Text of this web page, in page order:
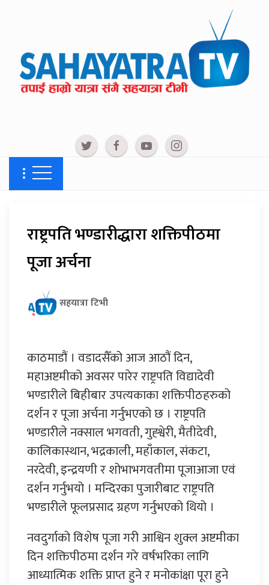
राष्ट्रपति भण्डारीद्धारा शक्तिपीठमा
पूजा अर्चना
सहयात्रा टिभी
काठमाडौं । वडादसैँको आज आठौं दिन,
महाअष्टमीको अवसर पारेर राष्ट्रपति विद्यादेवी
भण्डारीले बिहीबार उपत्यकाका शक्तिपीठहरुको
दर्शन र पूजा अर्चना गर्नुभएको छ । राष्ट्रपति
भण्डारीले नक्साल भगवती, गुह्श्वेरी, मैतीदेवी,
कालिकास्थान, भद्रकाली, महाँकाल, संकटा,
नरदेवी, इन्द्रयणी र शोभाभगवतीमा पूजाआजा एवं
दर्शन गर्नुभयो । मन्दिरका पुजारीबाट राष्ट्रपति
भण्डारीले फूलप्रसाद ग्रहण गर्नुभएको थियो ।
नवदुर्गाको विशेष पूजा गरी आश्विन शुक्ल अष्टमीका
दिन शक्तिपीठमा दर्शन गरे वर्षभरिका लागि
आध्यात्मिक शक्ति प्राप्त हुने र मनोकांक्षा पूरा हुने